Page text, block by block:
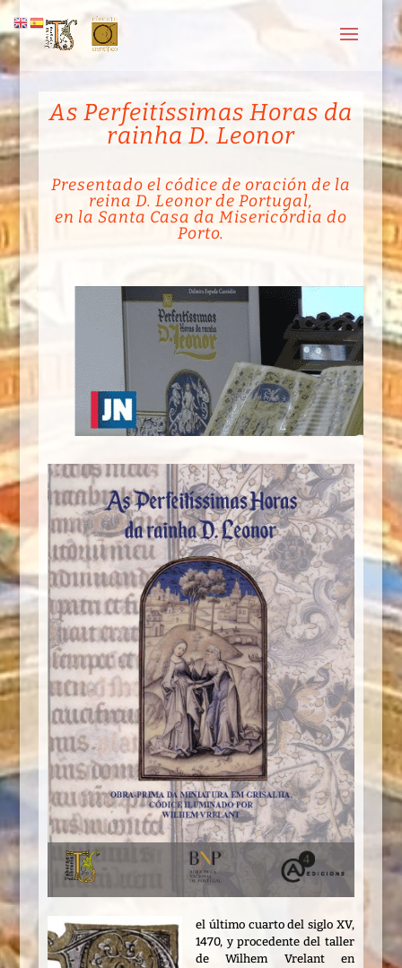
As Perfeitíssimas Horas da
rainha D. Leonor
Presentado el códice de oración de la
reina D. Leonor de Portugal,
en la Santa Casa da Misericórdia do
Porto.
el último cuarto del siglo XV,
1470, y procedente del taller
de Wilhem Vrelant en